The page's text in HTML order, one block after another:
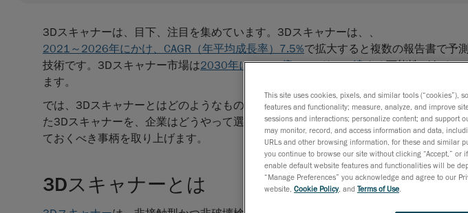
3Dスキャナーは、目下、注目を集めています。3Dスキャナーは、、
2021～2026年にかけ、CAGR（年平均成長率）7.5%で拡大すると複数の報告書で予
技術です。3Dスキャナー市場は2030年には166億6000ドルに達する可能性があるこ
ます。
では、3Dスキャナーとはどのようなものなのでしょうか？どのように活用されてい
た3Dスキャナーを、企業はどうやって選んでいるのでしょうか？この記事では、3D
ておくべき事柄を取り上げます。
3Dスキャナーとは
This site uses cookies, pixels, and similar tools (“cookies”),
features and functionality; measure, analyze, and improve
sessions and interactions; personalize content; and support
may monitor, record, and access information and data,
URLs and other browsing information, for these and similar
you continue to browse our site without clicking “Accept,” or
enable default website features and functionalities will be
“Manage Preferences” you acknowledge and agree to our
website, Cookie Policy, and Terms of Use